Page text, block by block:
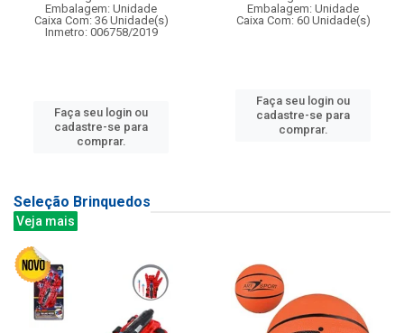
Embalagem: Unidade
Caixa Com: 36 Unidade(s)
Inmetro: 006758/2019
Faça seu login ou
cadastre-se para
comprar.
Embalagem: Unidade
Caixa Com: 60 Unidade(s)
Faça seu login ou
cadastre-se para
comprar.
Seleção Brinquedos
Veja mais